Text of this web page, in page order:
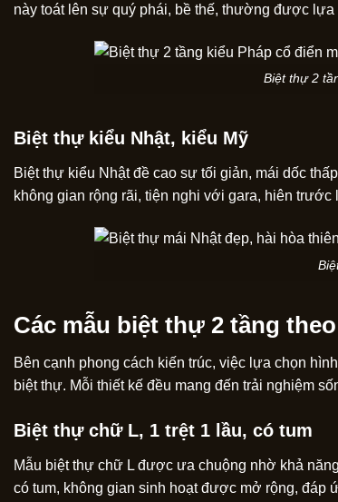
này toát lên sự quý phái, bề thế, thường được
Biệt thự 2
Biệt thự kiểu Nhật, kiểu Mỹ
Biệt thự kiểu Nhật đề cao sự tối giản, mái dốc
không gian rộng rãi, tiện nghi với gara, hiên
Các mẫu biệt thự 2 tầng
Bên cạnh phong cách kiến trúc, việc lựa chọn
biệt thự. Mỗi thiết kế đều mang đến trải nghiệm
Biệt thự chữ L, 1 trệt 1 lầu, có tum
Mẫu biệt thự chữ L được ưa chuộng nhờ khả
có tum, không gian sinh hoạt được mở rộng, đáp